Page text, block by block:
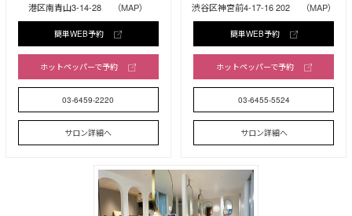
港区南青山3-14-28 （MAP）
簡単WEB予約
ホットペッパーで予約
03-6459-2220
サロン詳細へ
渋谷区神宮前4-17-16 202 （MAP）
簡単WEB予約
ホットペッパーで予約
03-6455-5524
サロン詳細へ